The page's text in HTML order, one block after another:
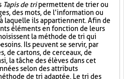
Tapis de tripermettent de trier ou
des mots, de l’information ou
laquelle ils appartiennent. Afin de
éléments en fonction de leurs
la méthode de tri qui
Ils peuvent se servir, par
de cartons, de cerceaux, de
la tâche des élèves dans cet
selon des attributs
de tri adaptée. Le tri des